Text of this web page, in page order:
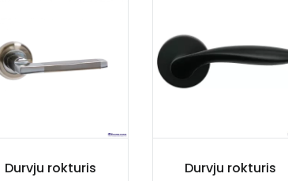
Durvju rokturis
Durvju rokturis